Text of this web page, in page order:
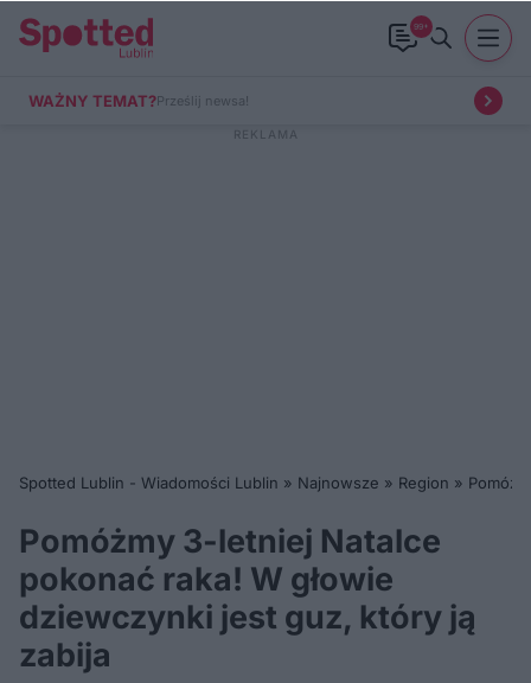
99+
WAŻNY TEMAT?Prześlij newsa!
Spotted Lublin - Wiadomości Lublin » Najnowsze » Region »
Pomóżmy 3-letniej Natalce
pokonać raka! W głowie
dziewczynki jest guz, który ją
zabija